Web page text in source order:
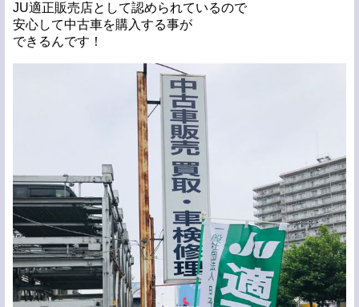
JU適正販売店として認められているので
安心して中古車を購入する事が
できるんです！